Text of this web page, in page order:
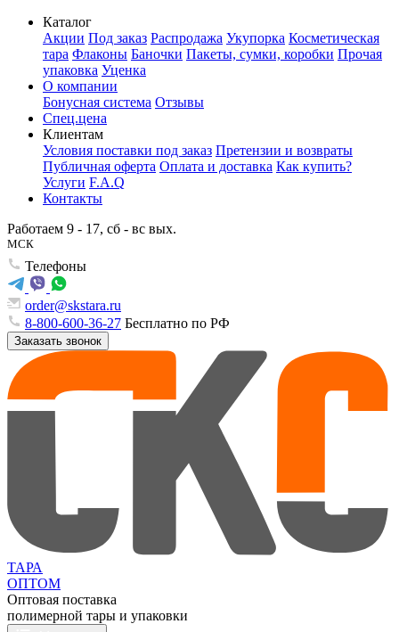
Каталог
Акции Под заказ Распродажа Укупорка Косметическая
тара Флаконы Баночки Пакеты, сумки, коробки Прочая
упаковка Уценка
О компании
Бонусная система Отзывы
Спец.цена
Клиентам
Условия поставки под заказ Претензии и возвраты
Публичная оферта Оплата и доставка Как купить?
Услуги F.A.Q
Контакты
Работаем 9 - 17, сб - вс вых.
МСК
Телефоны
order@skstara.ru
8-800-600-36-27 Бесплатно по РФ
Заказать звонок
ТАРА
ОПТОМ
Оптовая поставка
полимерной тары и упаковки